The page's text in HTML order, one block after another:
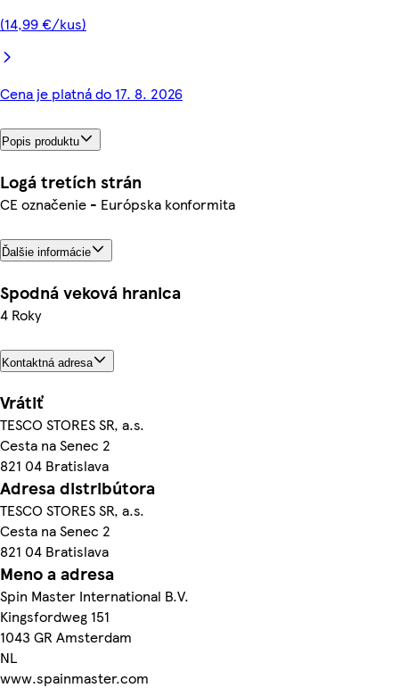
(14,99 €/kus)
Cena je platná do 17. 8. 2026
Popis produktu
Logá tretích strán
CE označenie - Európska konformita
Ďalšie informácie
Spodná veková hranica
4 Roky
Kontaktná adresa
Vrátiť
TESCO STORES SR, a.s.
Cesta na Senec 2
821 04 Bratislava
Adresa distribútora
TESCO STORES SR, a.s.
Cesta na Senec 2
821 04 Bratislava
Meno a adresa
Spin Master International B.V.
Kingsfordweg 151
1043 GR Amsterdam
NL
www.spainmaster.com